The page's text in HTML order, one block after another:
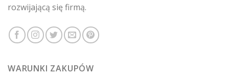
rozwijającą się firmą.
WARUNKI ZAKUPÓW